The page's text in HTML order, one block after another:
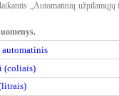
„Automatinių
(coliais)